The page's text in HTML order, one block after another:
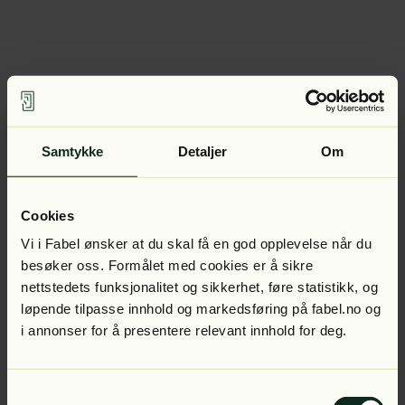
Samtykke Detaljer Om
Cookies
Vi i Fabel ønsker at du skal få en god opplevelse når du
besøker oss. Formålet med cookies er å sikre
nettstedets funksjonalitet og sikkerhet, føre statistikk, og
løpende tilpasse innhold og markedsføring på fabel.no og
i annonser for å presentere relevant innhold for deg.